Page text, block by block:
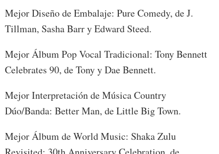
Mejor Diseño de Embalaje: Pure Comedy, de J.
Tillman, Sasha Barr y Edward Steed.
Mejor Álbum Pop Vocal Tradicional: Tony Bennett
Celebrates 90, de Tony y Dae Bennett.
Mejor Interpretación de Música Country
Dúo/Banda: Better Man, de Little Big Town.
Mejor Álbum de World Music: Shaka Zulu